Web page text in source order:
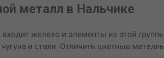
металл в Нальчике
железо и элементы из этой
и стали. Отличить цветные